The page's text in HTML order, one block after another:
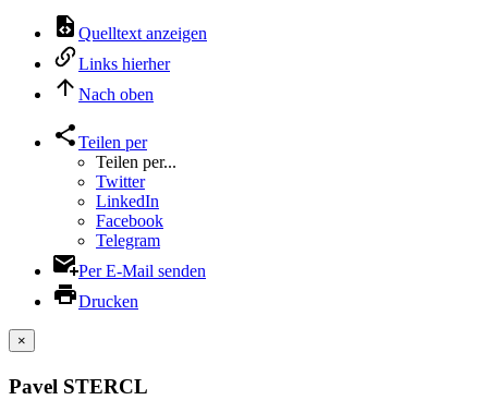
Quelltext anzeigen
Links hierher
Nach oben
Teilen per
Teilen per...
Twitter
LinkedIn
Facebook
Telegram
Per E-Mail senden
Drucken
×
Pavel STERCL